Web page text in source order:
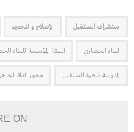
استشراف المستقبل الإصلاح والتجديد
البناء الحضاري البيئة المؤسسة للبناء
المدرسة قاطرة المستقبل محور الذاتـ
ON: